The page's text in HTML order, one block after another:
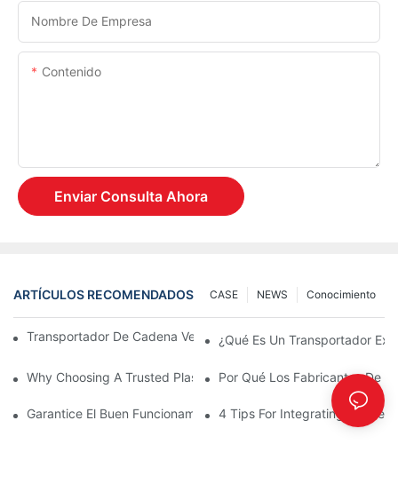
Nombre De Empresa
Contenido
Enviar Consulta Ahora
ARTÍCULOS RECOMENDADOS Conocimiento
NEWS
CASE
Transportador De Cadena Versus Transportador De Rodillos
¿Qué Es Un Transportador
Why Choosing A Trusted Plastic Conveyor Parts Manufacturer
Por Qué Los Fabricantes De
Garantice El Buen Funcionamiento De Las Piezas Del
4 Tips For Integrating